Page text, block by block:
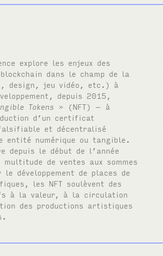
explore les enjeux des
dans le champ de la
design, jeu vidéo, etc.) à
depuis 2015,
Tokens » (NFT) – à
d’un certificat
et décentralisé
entité numérique ou tangible.
depuis le début de l’année
multitude de ventes aux sommes
développement de places de
les NFT soulèvent des
à la valeur, à la circulation
des productions artistiques